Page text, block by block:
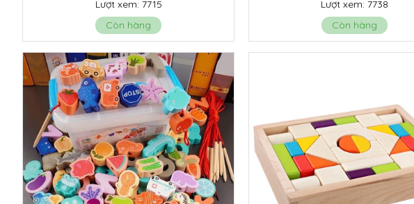
Lượt xem: 7715
Còn hàng
Lượt xem: 7738
Còn hàng